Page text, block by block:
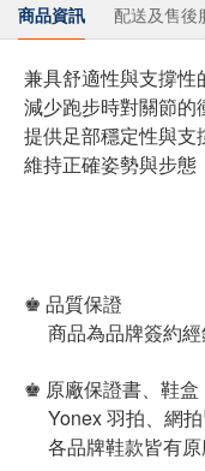
商品資訊 配送及售後
兼具舒適性與支撐性
減少跑步時對關節的
提供足部穩定性與支
維持正確姿勢與步態
♚ 品質保證
商品為品牌簽約經
♚ 原廠保證書、鞋盒
Yonex 羽拍、網拍
各品牌鞋款皆有原